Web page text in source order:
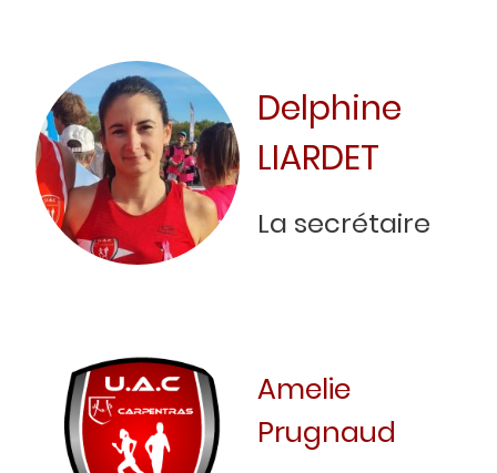
Delphine
LIARDET
La secrétaire
Amelie
Prugnaud